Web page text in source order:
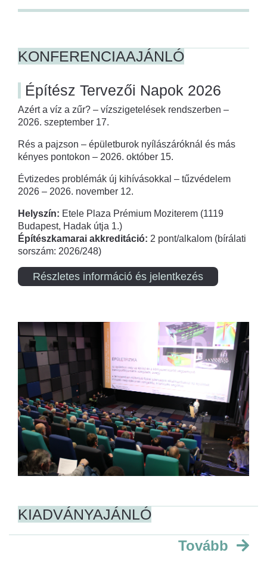
KONFERENCIAAJÁNLÓ
Építész Tervezői Napok 2026
Azért a víz a zűr? – vízszigetelések rendszerben –
2026. szeptember 17.
Rés a pajzson – épületburok nyílászáróknál és más
kényes pontokon – 2026. október 15.
Évtizedes problémák új kihívásokkal – tűzvédelem
2026 – 2026. november 12.
Helyszín: Etele Plaza Prémium Moziterem (1119
Budapest, Hadak útja 1.)
Építészkamarai akkreditáció: 2 pont/alkalom (bírálati
sorszám: 2026/248)
Részletes információ és jelentkezés
KIADVÁNYAJÁNLÓ
Tovább